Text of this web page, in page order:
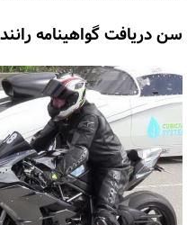
سن دریافت گواهینامه